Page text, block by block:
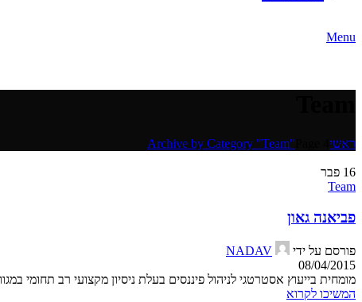
Menu
ראשי Archive by Category "Team"
16 פבר
Team
פביאנה גאון
פורסם על ידי
NADAV
08/04/2015
מומחית בייעוץ אסטרטגי לניהול פיננסים בעלת ניסיון מקצועי רב תחומי
המשיכו לקרוא